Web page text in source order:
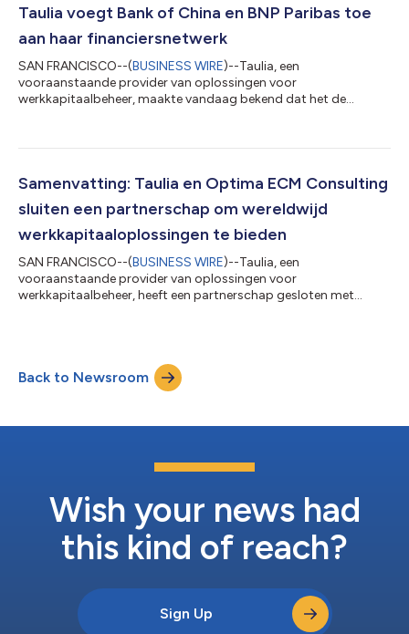
komende jaar, een belangrijke stijging in vergelijking met 2022,
toen 60% van de bedrijv...
Taulia voegt Bank of China en BNP Paribas toe
aan haar financiersnetwerk
SAN FRANCISCO--(BUSINESS WIRE)--Taulia, een
vooraanstaande provider van oplossingen voor
werkkapitaalbeheer, maakte vandaag bekend dat het de
toevoeging van deze twee belangrijke internationale banken is
van financiers die voor Taulia’s internationale klanten
beschikbaar zijn. Op die manier hebben bedrijven toegang tot...
Samenvatting: Taulia en Optima ECM Consulting
sluiten een partnerschap om wereldwijd
werkkapitaaloplossingen te bieden
SAN FRANCISCO--(BUSINESS WIRE)--Taulia, een
vooraanstaande provider van oplossingen voor
werkkapitaalbeheer, heeft een partnerschap gesloten met
partnerschap zal de productensuite van Taulia, die volledig
geïntegreerd is met SAP Business Network, combineren met de
kracht van het internationale merk van Optima. Op zijn beurt
Back to Newsroom
Wish your news had
this kind of reach?
Sign Up